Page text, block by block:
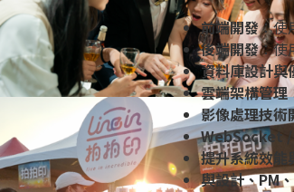
前端開發：使
後端開發：使
資料庫設計與
雲端架構管理
影像處理技術
WebSocket /
提升系統效能
與設計、PM